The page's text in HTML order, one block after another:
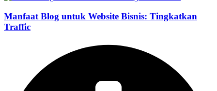
Manfaat Blog untuk Website Bisnis: Tingkatkan
Traffic